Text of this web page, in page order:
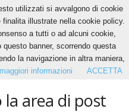
la area di post
utilizzati si avvalgono di cookie
illustrate nella cookie policy.
a tutti o ad alcuni cookie,
banner, scorrendo questa
la navigazione in altra maniera,
maggiori informazioni ACCETTA